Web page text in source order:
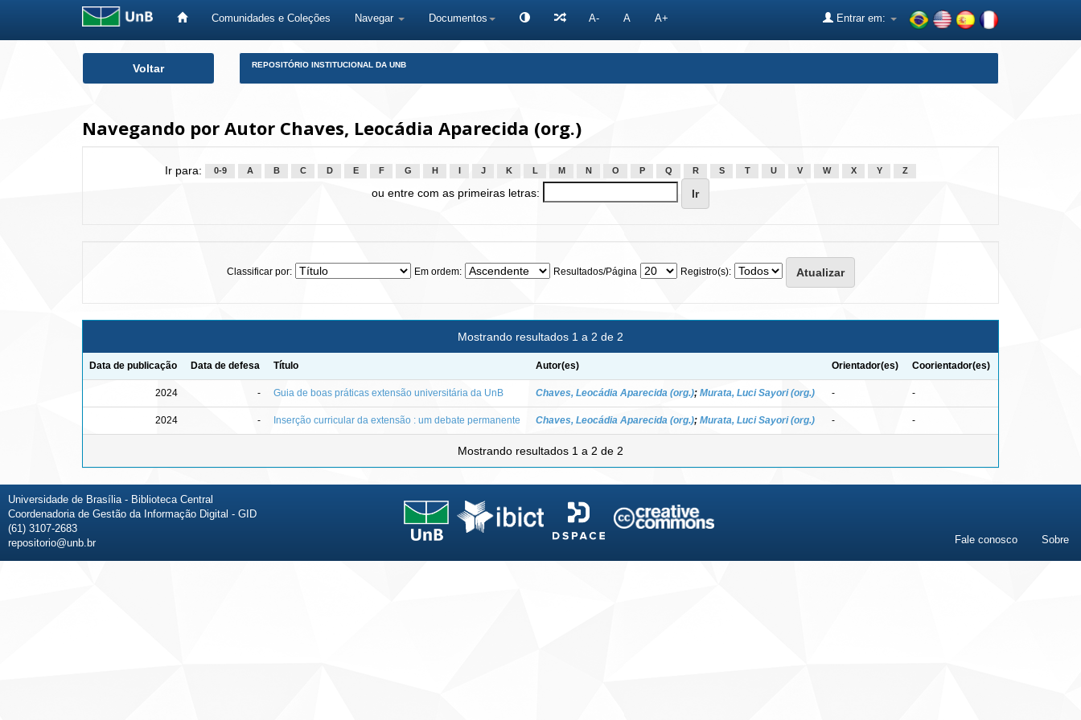
Comunidades e Coleções Navegar Documentos A- A A+ Entrar em:
Voltar REPOSITÓRIO INSTITUCIONAL DA UNB
Navegando por Autor Chaves, Leocádia Aparecida (org.)
Ir para: 0-9 A B C D E F G H J K L M N O P Q R S T U V W X Y Z
ou entre com as primeiras letras:
Classificar por: Em ordem: Resultados/Página Registro(s):
Mostrando resultados 1 a 2 de 2
Data de publicação Data de defesa Título Autor(es) Orientador(es) Coorientador(es)
2024 - Guia de boas práticas extensão universitária da UnB Chaves, Leocádia Aparecida (org.); Murata, Luci Sayori (org.) - -
2024 - Inserção curricular da extensão : um debate permanente Chaves, Leocádia Aparecida (org.); Murata, Luci Sayori (org.) - -
Mostrando resultados 1 a 2 de 2
Universidade de Brasília - Biblioteca Central
Coordenadoria de Gestão da Informação Digital - GID
(61) 3107-2683
repositorio@unb.br
Fale conosco Sobre